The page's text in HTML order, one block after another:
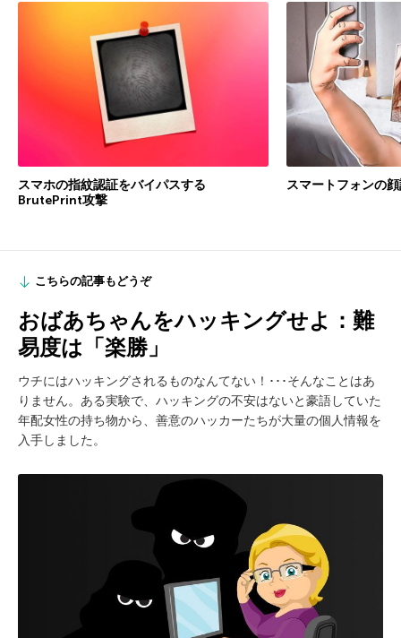
スマホの指紋認証をバイパスする
BrutePrint攻撃
スマートフォンの
こちらの記事もどうぞ
おばあちゃんをハッキングせよ：難
易度は「楽勝」
ウチにはハッキングされるものなんてない！･･･そんなことはあ
りません。ある実験で、ハッキングの不安はないと豪語していた
年配女性の持ち物から、善意のハッカーたちが大量の個人情報を
入手しました。